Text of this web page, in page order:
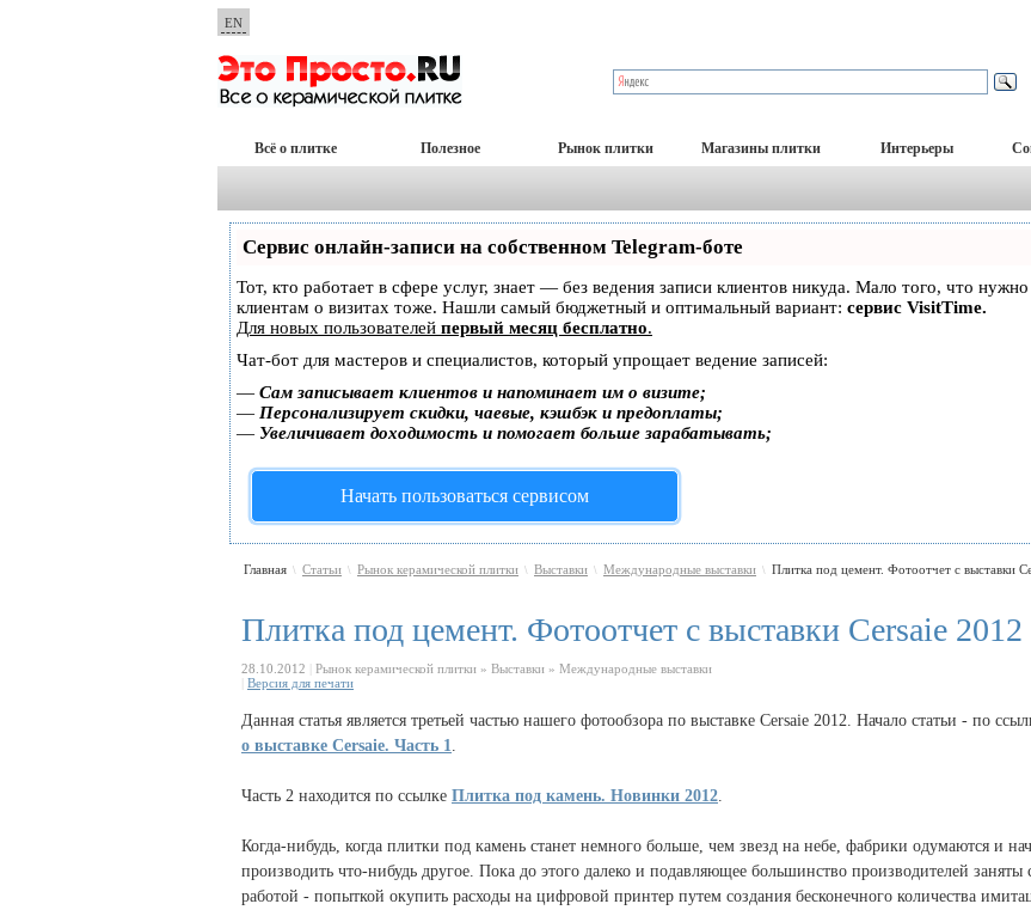
EN
Всё о плитке Полезное Рынок плитки Магазины плитки Интерьеры
Сервис онлайн-записи на собственном Telegram-боте
Тот, кто работает в сфере услуг, знает — без ведения записи клиентов никуда. Мало того, что
клиентам о визитах тоже. Нашли самый бюджетный и оптимальный вариант: сервис VisitTime.
Для новых пользователей первый месяц бесплатно.
Чат-бот для мастеров и специалистов, который упрощает ведение записей:
— Сам записывает клиентов и напоминает им о визите;
— Персонализирует скидки, чаевые, кэшбэк и предоплаты;
— Увеличивает доходимость и помогает больше зарабатывать;
Начать пользоваться сервисом
Главная \ Статьи \ Рынок керамической плитки \ Выставки \ Международные выставки \ Плитка под цемент. Фотоотчет с выставки
Плитка под цемент. Фотоотчет с выставки Cersaie 2012
28.10.2012
Рынок керамической плитки » Выставки » Международные выставки
Версия для печати
Данная статья является третьей частью нашего фотообзора по выставке Cersaie 2012. Начало статьи - по
о выставке Cersaie. Часть 1
Часть 2 находится по ссылке Плитка под камень. Новинки 2012
Когда-нибудь, когда плитки под камень станет немного больше, чем звезд на небе, фабрики одумаются и
производить что-нибудь другое. Пока до этого далеко и подавляющее большинство производителей заняты
работой - попыткой окупить расходы на цифровой принтер путем создания бесконечного количества